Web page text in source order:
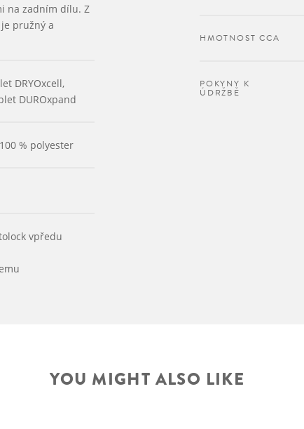
na zadním dílu. Z
pružný a
DRYOxcell,
DUROxpand
% polyester
vpředu
HMOTNOST CCA
POKYNY K
ÚDRŽBĚ
YOU MIGHT ALSO LIKE